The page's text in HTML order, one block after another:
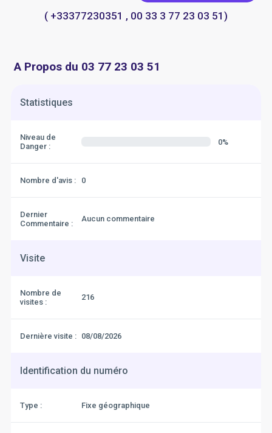
( +33377230351 , 00 33 3 77 23 03 51)
A Propos du 03 77 23 03 51
Statistiques
Niveau de
Danger :
0%
Nombre d'avis : 0
Dernier
Commentaire :
Aucun commentaire
Visite
Nombre de
visites :
216
Dernière visite : 08/08/2026
Identification du numéro
Type : Fixe géographique